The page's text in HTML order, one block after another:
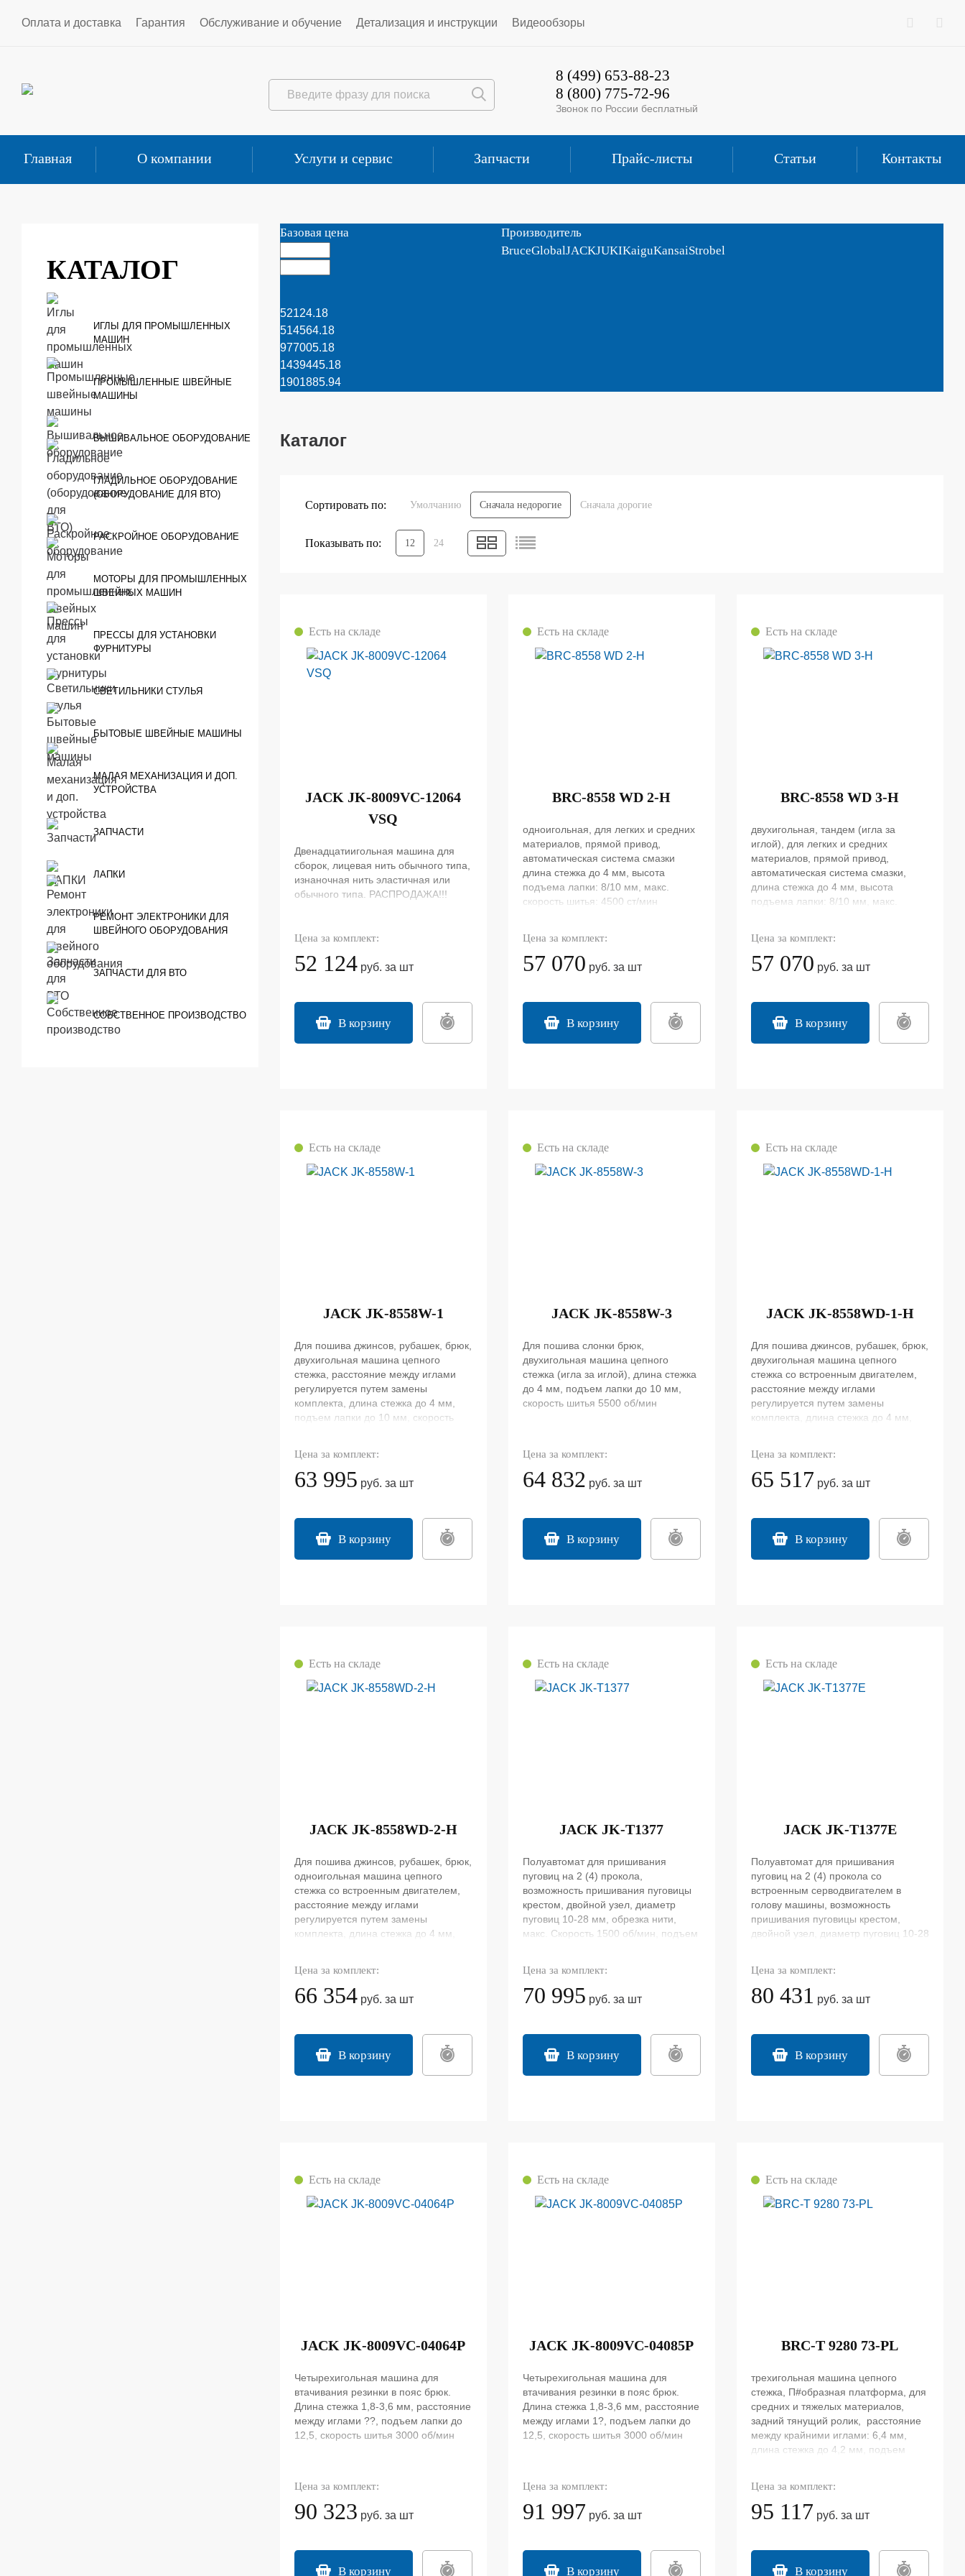
Оплата и доставка Гарантия Обслуживание и обучение Детализация и инструкции Видеообзоры
8 (499) 653-88-23
8 (800) 775-72-96
Звонок по России бесплатный
Главная О компании Услуги и сервис Запчасти Прайс-листы Статьи Контакты
КАТАЛОГ
ИГЛЫ ДЛЯ ПРОМЫШЛЕННЫХ
МАШИН
ПРОМЫШЛЕННЫЕ ШВЕЙНЫЕ
МАШИНЫ
ВЫШИВАЛЬНОЕ ОБОРУДОВАНИЕ
ГЛАДИЛЬНОЕ ОБОРУДОВАНИЕ
(ОБОРУДОВАНИЕ ДЛЯ ВТО)
РАСКРОЙНОЕ ОБОРУДОВАНИЕ
МОТОРЫ ДЛЯ ПРОМЫШЛЕННЫХ
ШВЕЙНЫХ МАШИН
ПРЕССЫ ДЛЯ УСТАНОВКИ
ФУРНИТУРЫ
СВЕТИЛЬНИКИ СТУЛЬЯ
БЫТОВЫЕ ШВЕЙНЫЕ МАШИНЫ
МАЛАЯ МЕХАНИЗАЦИЯ И ДОП.
УСТРОЙСТВА
ЗАПЧАСТИ
ЛАПКИ
РЕМОНТ ЭЛЕКТРОНИКИ ДЛЯ
ШВЕЙНОГО ОБОРУДОВАНИЯ
ЗАПЧАСТИ ДЛЯ ВТО
СОБСТВЕННОЕ ПРОИЗВОДСТВО
Базовая цена
52124.18
514564.18
977005.18
1439445.18
1901885.94
Производитель
BruceGlobalJACKJUKIKaiguKansaiStrobel
Каталог
Сортировать по: Умолчанию Сначала недорогие Сначала дорогие
Показывать по: 12 24
Есть на складе
JACK JK-8009VC-12064
VSQ
Двенадцатиигольная машина для
сборок, лицевая нить обычного типа,
изнаночная нить эластичная или
обычного типа. РАСПРОДАЖА!!!
Цена за комплект:
52 124 руб. за шт
В корзину
Есть на складе
BRC-8558 WD 2-H
одноигольная, для легких и средних
материалов, прямой привод,
автоматическая система смазки
длина стежка до 4 мм, высота
подъема лапки: 8/10 мм, макс.
скорость шитья: 4500 ст/мин
Цена за комплект:
57 070 руб. за шт
В корзину
Есть на складе
BRC-8558 WD 3-H
двухигольная, тандем (игла за
иглой), для легких и средних
материалов, прямой привод,
автоматическая система смазки,
длина стежка до 4 мм, высота
подъема лапки: 8/10 мм, макс.
Цена за комплект:
57 070 руб. за шт
В корзину
Есть на складе
JACK JK-8558W-1
Для пошива джинсов, рубашек, брюк,
двухигольная машина цепного
стежка, расстояние между иглами
регулируется путем замены
комплекта, длина стежка до 4 мм,
подъем лапки до 10 мм, скорость
Цена за комплект:
63 995 руб. за шт
В корзину
Есть на складе
JACK JK-8558W-3
Для пошива слонки брюк,
двухигольная машина цепного
стежка (игла за иглой), длина стежка
до 4 мм, подъем лапки до 10 мм,
скорость шитья 5500 об/мин
Цена за комплект:
64 832 руб. за шт
В корзину
Есть на складе
JACK JK-8558WD-1-H
Для пошива джинсов, рубашек, брюк,
двухигольная машина цепного
стежка со встроенным двигателем,
расстояние между иглами
регулируется путем замены
комплекта, длина стежка до 4 мм,
голова.
Цена за комплект:
65 517 руб. за шт
В корзину
Есть на складе
JACK JK-8558WD-2-H
Для пошива джинсов, рубашек, брюк,
одноигольная машина цепного
стежка со встроенным двигателем,
расстояние между иглами
регулируется путем замены
комплекта, длина стежка до 4 мм,
голова.
Цена за комплект:
66 354 руб. за шт
В корзину
Есть на складе
JACK JK-T1377
Полуавтомат для пришивания
пуговиц на 2 (4) прокола,
возможность пришивания пуговицы
крестом, двойной узел, диаметр
пуговиц 10-28 мм, обрезка нити,
макс. Скорость 1500 об/мин, подъем
Цена за комплект:
70 995 руб. за шт
В корзину
Есть на складе
JACK JK-T1377E
Полуавтомат для пришивания
пуговиц на 2 (4) прокола со
встроенным серводвигателем в
голову машины, возможность
пришивания пуговицы крестом,
двойной узел, диаметр пуговиц 10-28
мм
Цена за комплект:
80 431 руб. за шт
В корзину
Есть на складе
JACK JK-8009VC-04064P
Четырехигольная машина для
втачивания резинки в пояс брюк.
Длина стежка 1,8-3,6 мм, расстояние
между иглами ??, подъем лапки до
12,5, скорость шитья 3000 об/мин
Цена за комплект:
90 323 руб. за шт
В корзину
Есть на складе
JACK JK-8009VC-04085P
Четырехигольная машина для
втачивания резинки в пояс брюк.
Длина стежка 1,8-3,6 мм, расстояние
между иглами 1?, подъем лапки до
12,5, скорость шитья 3000 об/мин
Цена за комплект:
91 997 руб. за шт
В корзину
Есть на складе
BRC-T 9280 73-PL
трехигольная машина цепного
стежка, П#образная платформа, для
средних и тяжелых материалов,
задний тянущий ролик, расстояние
между крайними иглами: 6,4 мм,
длина стежка до 4,2 мм, подъем
Цена за комплект:
95 117 руб. за шт
В корзину